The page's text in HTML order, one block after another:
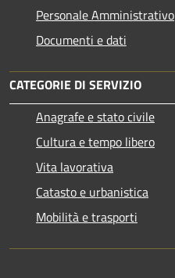
Personale Amministrativo
Documenti e dati
CATEGORIE DI SERVIZIO
Anagrafe e stato civile
Cultura e tempo libero
Vita lavorativa
Catasto e urbanistica
Mobilità e trasporti